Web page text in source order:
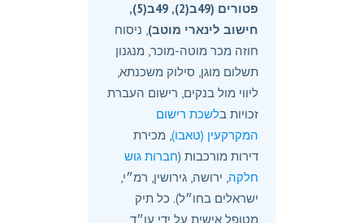
פטורים (49ב(2), 49ב(5),
חישוב לינארי מוטב), ניסוח
חוזה מכר מוטה-מוכר, מנגנון
תשלום מוגן, סילוק משכנתא,
ליווי מול בנקים, רישום העברת
זכויות בלשכת רישום
המקרקעין (טאבו), מכירת
דירות מורכבות (חברות גוש
חלקה, ירושה, גירושין, רמ״י,
ישראלים בחו״ל). כל תיק
מטופל אישית על ידי עו״ד